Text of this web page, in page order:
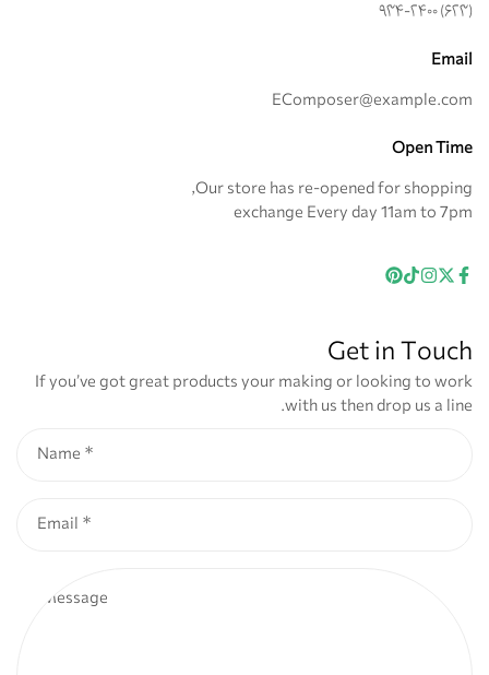
(۶۲۳) ۹۳۴-۲۴۰۰
Email
EComposer@example.com
Open Time
Our store has re-opened for shopping,
exchange Every day 11am to 7pm
Get in Touch
If you’ve got great products your making or looking to work
with us then drop us a line.